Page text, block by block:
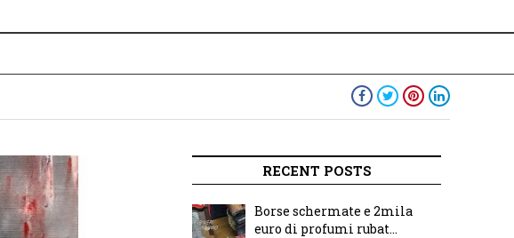
RECENT POSTS
Borse schermate e 2mila
euro di profumi rubat...